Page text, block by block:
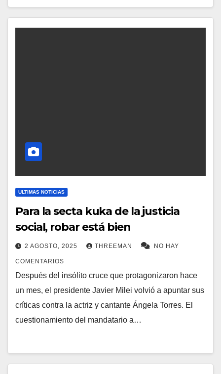
ULTIMAS NOTICIAS
Para la secta kuka de la justicia
social, robar está bien
2 AGOSTO, 2025 THREEMAN NO HAY
COMENTARIOS
Después del insólito cruce que protagonizaron hace
un mes, el presidente Javier Milei volvió a apuntar sus
críticas contra la actriz y cantante Ángela Torres. El
cuestionamiento del mandatario a…